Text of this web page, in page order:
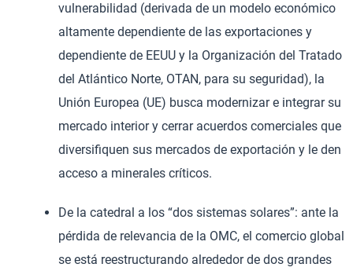
vulnerabilidad (derivada de un modelo económico
altamente dependiente de las exportaciones y
dependiente de EEUU y la Organización del Tratado
del Atlántico Norte, OTAN, para su seguridad), la
Unión Europea (UE) busca modernizar e integrar su
mercado interior y cerrar acuerdos comerciales que
diversifiquen sus mercados de exportación y le den
acceso a minerales críticos.
De la catedral a los “dos sistemas solares”: ante la
pérdida de relevancia de la OMC, el comercio global
se está reestructurando alrededor de dos grandes